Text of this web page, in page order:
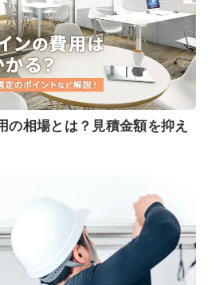
の相場とは？見積金額を抑え